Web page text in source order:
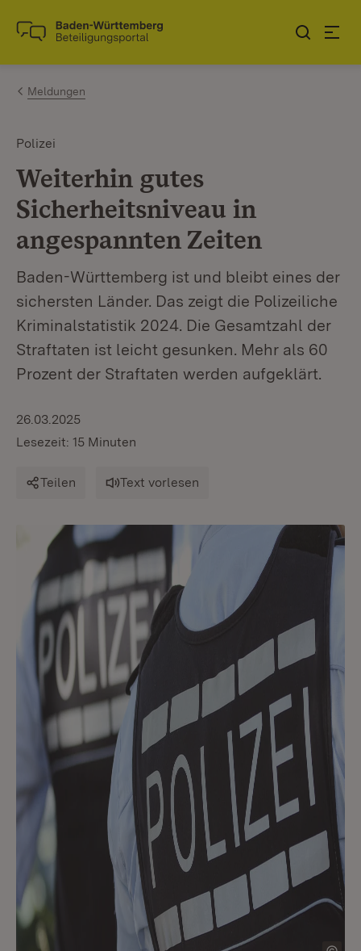
Zum Inhalt springen
Link zur Startseite
Meldungen
Polizei
Weiterhin gutes
Sicherheitsniveau in
angespannten Zeiten
Baden-Württemberg ist und bleibt eines der
sichersten Länder. Das zeigt die Polizeiliche
Kriminalstatistik 2024. Die Gesamtzahl der
Straftaten ist leicht gesunken. Mehr als 60
Prozent der Straftaten werden aufgeklärt.
26.03.2025
Lesezeit: 15 Minuten
Teilen Text vorlesen